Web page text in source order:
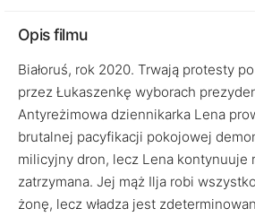
Opis filmu
Białoruś, rok 2020. Trwają protesty
przez Łukaszenkę wyborach
Antyreżimowa dziennikarka Lena
brutalnej pacyfikacji pokojowej
milicyjny dron, lecz Lena kontynuuje
zatrzymana. Jej mąż Ilja robi
żonę, lecz władza jest